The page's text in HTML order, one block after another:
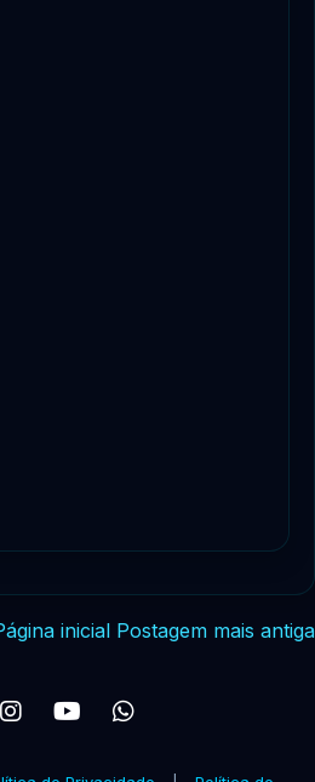
Postagem mais antiga
inicial